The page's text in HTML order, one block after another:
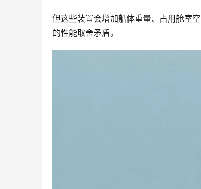
但这些装置会增加船体重量、占用舱室
的性能取舍矛盾。